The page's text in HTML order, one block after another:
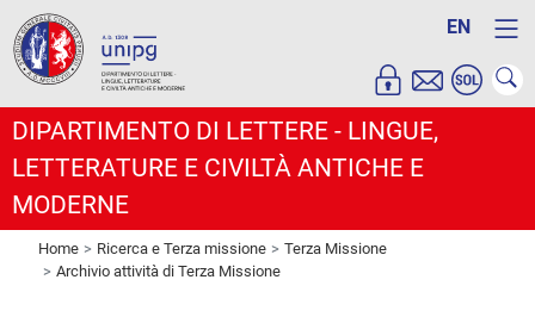
EN
DIPARTIMENTO DI LETTERE - LINGUE,
LETTERATURE E CIVILTÀ ANTICHE E
MODERNE
Home Ricerca e Terza missione
Terza Missione
Archivio attività di Terza Missione